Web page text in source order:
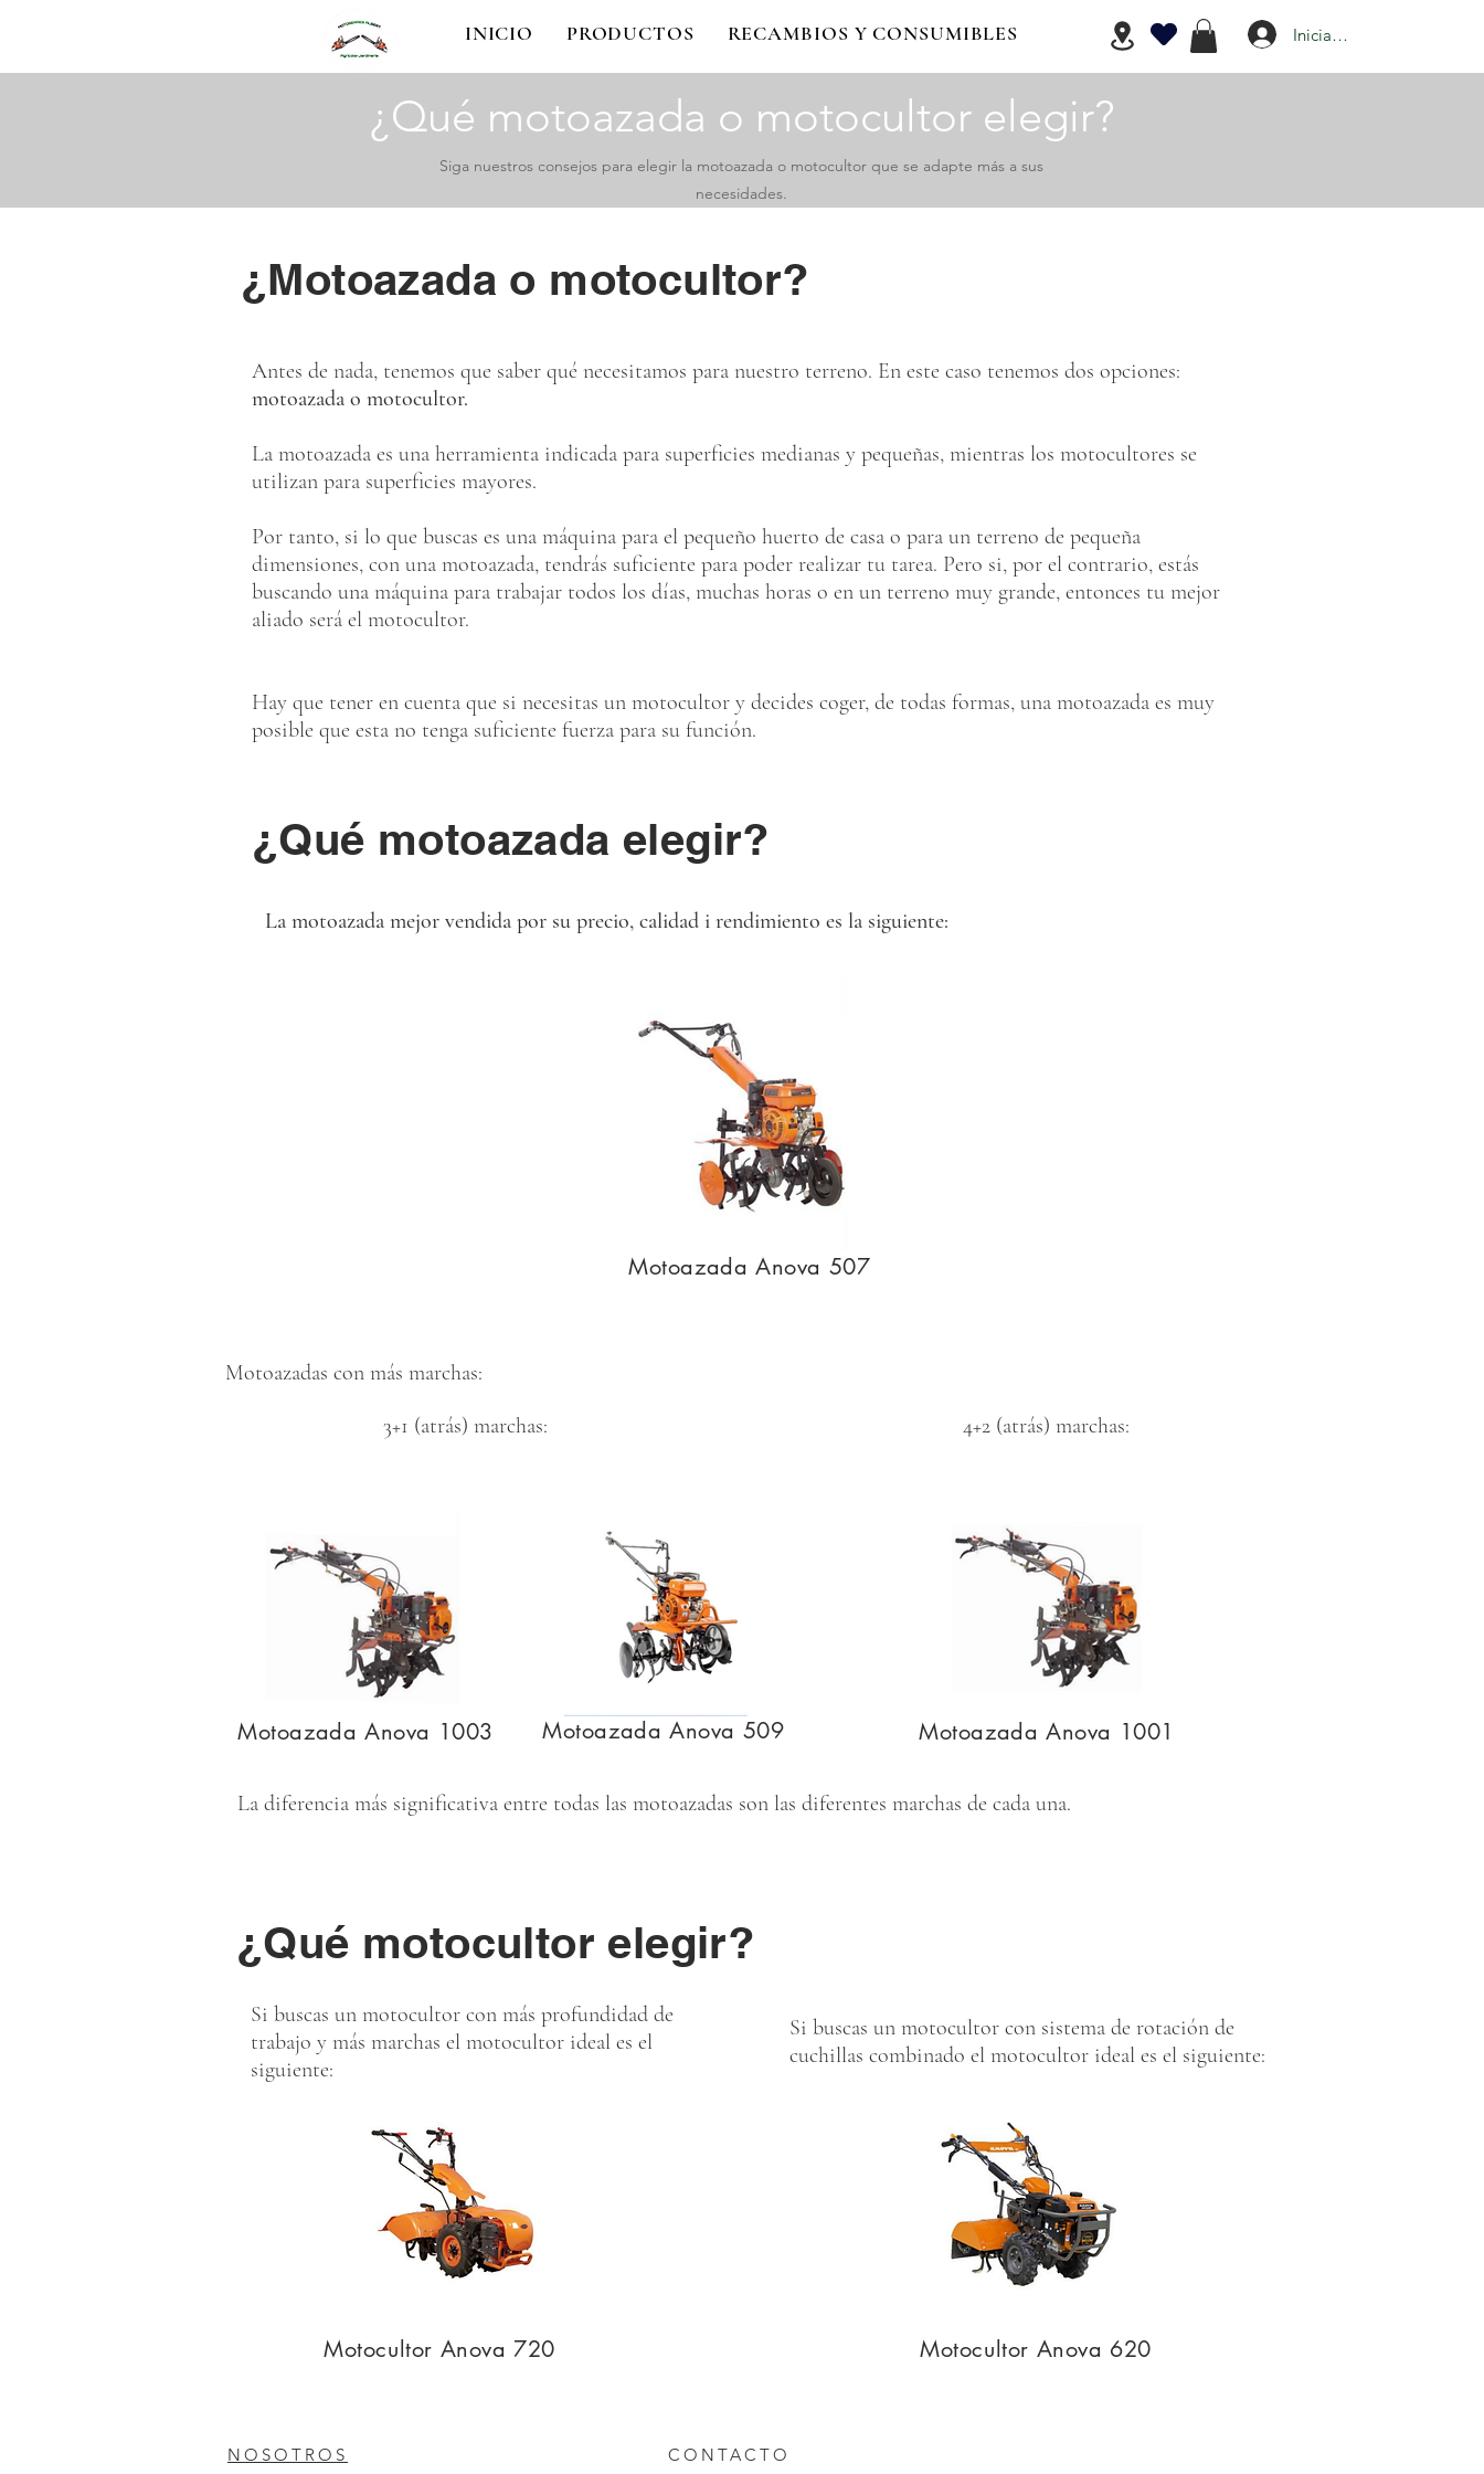
INICIO PRODUCTOS RECAMBIOS Y CONSUMIBLES Iniciar Sesión
¿Qué motoazada o motocultor elegir?
Siga nuestros consejos para elegir la motoazada o motocultor que se adapte más a sus
necesidades.
¿Motoazada o motocultor?
Antes de nada, tenemos que saber qué necesitamos para nuestro terreno. En este caso tenemos dos opciones:
motoazada o motocultor.
La motoazada es una herramienta indicada para superficies medianas y pequeñas, mientras los motocultores se
utilizan para superficies mayores.
Por tanto, si lo que buscas es una máquina para el pequeño huerto de casa o para un terreno de pequeña
dimensiones, con una motoazada, tendrás suficiente para poder realizar tu tarea. Pero si, por el contrario, estás
buscando una máquina para trabajar todos los días, muchas horas o en un terreno muy grande, entonces tu mejor
aliado será el motocultor.
Hay que tener en cuenta que si necesitas un motocultor y decides coger, de todas formas, una motoazada es muy
posible que esta no tenga suficiente fuerza para su función.
¿Qué motoazada elegir?
La motoazada mejor vendida por su precio, calidad i rendimiento es la siguiente:
Motoazada Anova 507
Motoazadas con más marchas:
3+1 (atrás) marchas:
Motoazada Anova 1003 Motoazada Anova 509
4+2 (atrás) marchas:
Motoazada Anova 1001
La diferencia más significativa entre todas las motoazadas son las diferentes marchas de cada una.
¿Qué motocultor elegir?
Si buscas un motocultor con más profundidad de
trabajo y más marchas el motocultor ideal es el
siguiente:
Motocultor Anova 720
Si buscas un motocultor con sistema de rotación de
cuchillas combinado el motocultor ideal es el siguiente:
Motocultor Anova 620
NOSOTROS CONTACTO